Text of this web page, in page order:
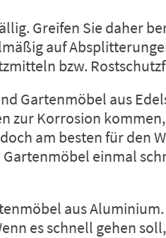
Greifen Sie daher
auf
bzw.
Gartenmöbel aus
zur Korrosion
am besten für den
einmal
aus
es schnell gehen